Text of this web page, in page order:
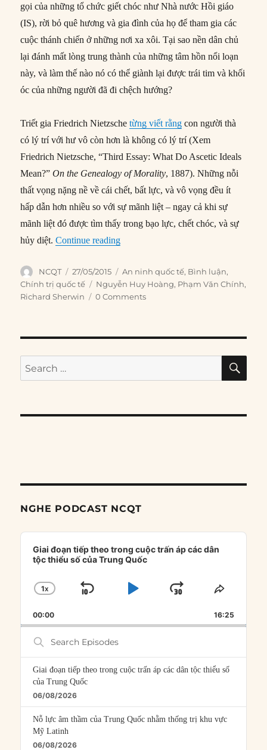
gọi của những tổ chức giết chóc như Nhà nước Hồi giáo
(IS), rời bỏ quê hương và gia đình của họ để tham gia các
cuộc thánh chiến ở những nơi xa xôi. Tại sao nền dân chủ
lại đánh mất lòng trung thành của những tâm hồn nổi loạn
này, và làm thế nào nó có thể giành lại được trái tim và khối
óc của những người đã đi chệch hướng?
Triết gia Friedrich Nietzschetừng viết rằng con người thà
có lý trí với hư vô còn hơn là không có lý trí (Xem
Friedrich Nietzsche, “Third Essay: What Do Ascetic Ideals
Mean?”On the Genealogy of Morality, 1887). Những nỗi
thất vọng nặng nề về cái chết, bất lực, và vô vọng đều ít
hấp dẫn hơn nhiều so với sự mãnh liệt – ngay cả khi sự
mãnh liệt đó được tìm thấy trong bạo lực, chết chóc, và sự
hủy diệt.Continue reading“Lý tưởng phai nhạt trong các nền dân
Author
NCQT
Posted
on
27/05/2015 Categories
An ninh quốc tế, Bình luận,
Chính trị quốc tế
Tags
Nguyễn Huy Hoàng, Phạm Văn Chính,
Richard Sherwin
0 Comments
Search
for:
NGHE PODCAST NCQT
Audio
Player
Giai đoạn tiếp theo trong cuộc trấn áp các dân
tộc thiểu số của Trung Quốc
CHANGE
RATE
1X
SKIP
PLAYJUMP
FORWARD
SHARE
00:00 16:25
Search
Episodes
Giai đoạn tiếp theo trong cuộc trấn áp các dân tộc thiểu số
của Trung Quốc
06/08/2026
Nỗ lực âm thầm của Trung Quốc nhằm thống trị khu vực
Mỹ Latinh
06/08/2026